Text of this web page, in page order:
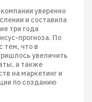
уверенно
и составила
три года
прогноза. По
тем, что в
увеличить
а также
на маркетинг и
по созданию